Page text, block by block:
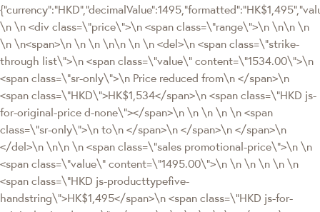
\n \n <div class=\"price\">\n <span class=\"range\">\n \n\n \n
\n \n<span>\n \n \n \n\n \n \n <del>\n <span class=\"strike-
through list\">\n <span class=\"value\" content=\"1534.00\">\n
<span class=\"sr-only\">\n Price reduced from\n </span>\n
<span class=\"HKD\">HK$1,534</span>\n <span class=\"HKD js-
for-original-price d-none\"></span>\n \n \n \n \n <span
class=\"sr-only\">\n to\n </span>\n </span>\n </span>\n
</del>\n \n\n \n <span class=\"sales promotional-price\">\n \n
<span class=\"value\" content=\"1495.00\">\n \n \n \n \n \n
<span class=\"HKD js-producttypefive-
handstring\">HK$1,495</span>\n <span class=\"HKD js-for-